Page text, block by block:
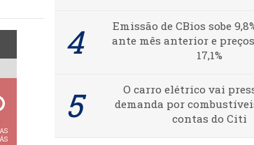
Emissão de CBios sobe
ante mês anterior e
17,1%
O carro elétrico vai
demanda por
contas do Citi